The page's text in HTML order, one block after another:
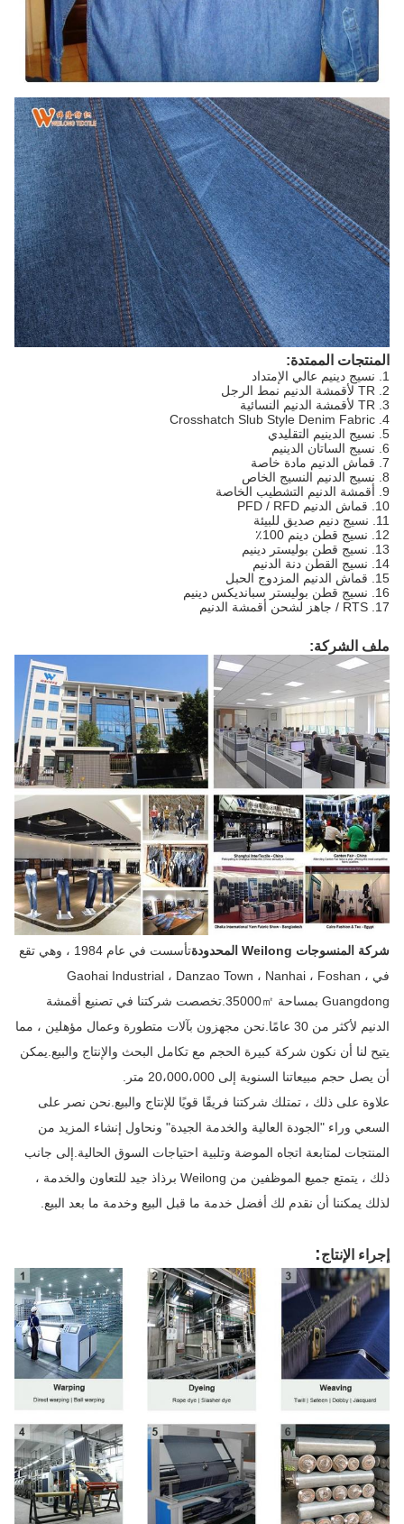
المنتجات الممتدة:
1. نسيج دينيم عالي الإمتداد
2. TR لأقمشة الدنيم نمط الرجل
3. TR لأقمشة الدنيم النسائية
4. Crosshatch Slub Style Denim Fabric
5. نسيج الدينيم التقليدي
6. نسيج الساتان الدينيم
7. قماش الدنيم مادة خاصة
8. نسيج الدنيم النسيج الخاص
9. أقمشة الدنيم التشطيب الخاصة
10. قماش الدنيم PFD / RFD
11. نسيج دنيم صديق للبيئة
12. نسيج قطن دينم 100٪
13. نسيج قطن بوليستر دينيم
14. نسيج القطن دنة الدنيم
15. قماش الدنيم المزدوج الحبل
16. نسيج قطن بوليستر سبانديكس دينيم
17. RTS / جاهز لشحن أقمشة الدنيم
ملف الشركة:
شركة المنسوجات Weilong المحدودة
تأسست في عام 1984 ، وهي تقع
في Gaohai Industrial ، Danzao Town ، Nanhai ، Foshan ،
Guangdong بمساحة 35000㎡.تخصصت شركتنا في تصنيع أقمشة
الدنيم لأكثر من 30 عامًا.نحن مجهزون بآلات متطورة وعمال مؤهلين ، مما
يتيح لنا أن نكون شركة كبيرة الحجم مع تكامل البحث والإنتاج والبيع.يمكن
أن يصل حجم مبيعاتنا السنوية إلى 20،000،000 متر.
علاوة على ذلك ، تمتلك شركتنا فريقًا قويًا للإنتاج والبيع.نحن نصر على
السعي وراء "الجودة العالية والخدمة الجيدة" ونحاول إنشاء المزيد من
المنتجات لمتابعة اتجاه الموضة وتلبية احتياجات السوق الحالية.إلى جانب
ذلك ، يتمتع جميع الموظفين من Weilong برذاذ جيد للتعاون والخدمة ،
لذلك يمكننا أن نقدم لك أفضل خدمة ما قبل البيع وخدمة ما بعد البيع.
إجراء الإنتاج: